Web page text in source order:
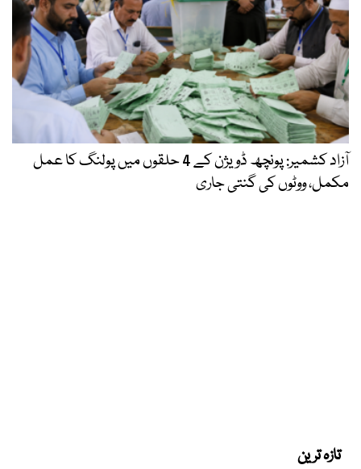
آزاد کشمیر: پونچھ ڈویژن کے 4 حلقوں میں پولنگ کا عمل
مکمل، ووٹوں کی گنتی جاری
تازہ ترین